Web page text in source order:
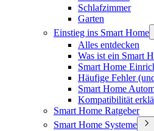
Schlafzimmer
Garten
Einstieg ins Smart Home
Alles entdecken
Was ist ein Smart
Smart Home
Häufige Fehler
Smart Home
Kompatibilität
Smart Home Ratgeber
Smart Home Systeme